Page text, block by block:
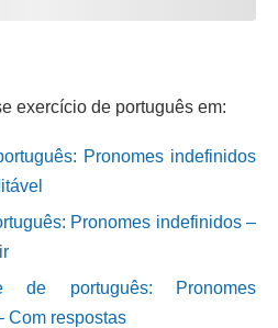
exercício de português em:
Pronomes indefinidos
Pronomes indefinidos –
de português: Pronomes
Com respostas